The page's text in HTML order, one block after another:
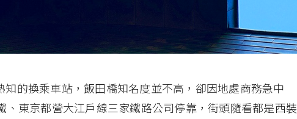
的換乘車站，飯田橋知名度並不高，卻因地處商務急中
東京都營大江戶線三家鐵路公司停靠，街頭隨看都是西裝